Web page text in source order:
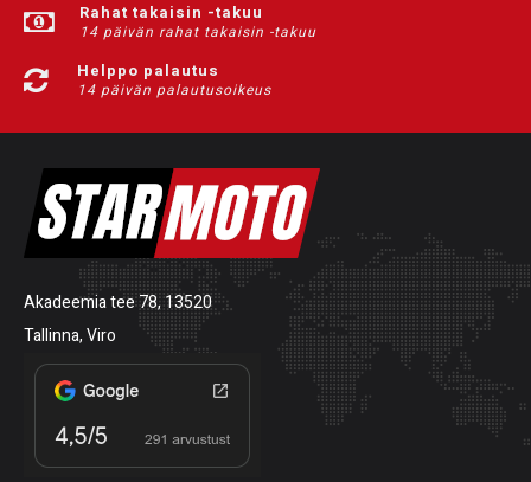
Rahat takaisin -takuu
14 päivän rahat takaisin -takuu
Helppo palautus
14 päivän palautusoikeus
Akadeemia tee 78, 13520
Tallinna, Viro